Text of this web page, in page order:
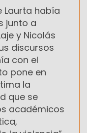
Laurta había
junto a
y Nicolás
discursos
con el
pone en
la
que se
académicos